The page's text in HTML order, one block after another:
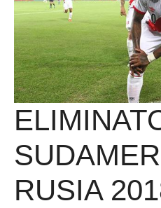
RUSIA